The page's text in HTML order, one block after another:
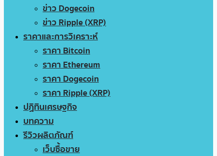
ข่าว Dogecoin
ข่าว Ripple (XRP)
ราคาและการวิเคราะห์
ราคา Bitcoin
ราคา Ethereum
ราคา Dogecoin
ราคา Ripple (XRP)
ปฏิทินเศรษฐกิจ
บทความ
รีวิวผลิตภัณฑ์
เว็บซื้อขาย